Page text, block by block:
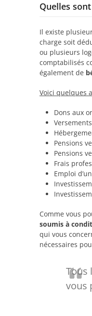
Quelles
Il existe
charge soit
ou plusieurs
comptabilisés
également de
Voici quelques
Dons aux
Pensions
Pensions
Frais
Emploi
Comme vous
soumis à
qui vous
nécessaires
Tous
vous